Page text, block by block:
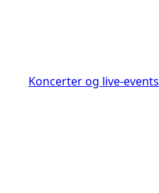
Koncerter og live-events